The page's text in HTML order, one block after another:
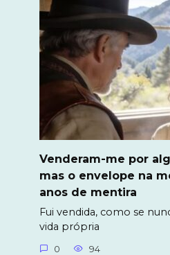
Venderam-me por
mas o envelope na
anos de mentira
Fui vendida, como se
vida própria
0 94